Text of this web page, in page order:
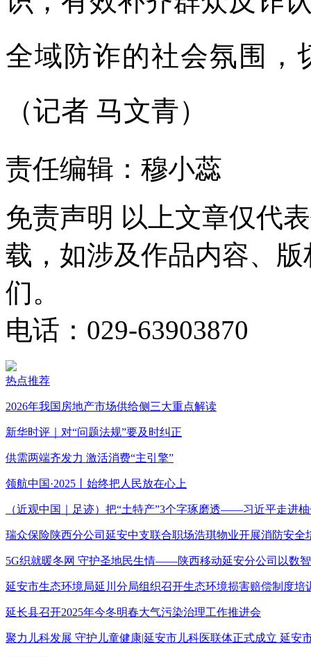
全域防诈的社会氛围，
（记者 马文青）
责任编辑：穆小蕊
免责声明 以上文章仅代
载，如涉及作品内容、
们。
电话：029-63903870
热点推荐
2026年我国房地产市场供给侧三大重点解读
新华时评｜对“问题法规”要及时纠正
供需两端齐发力 激活消费“主引擎”
领航中国·2025丨始终把人民放在心上
（近观中国｜足迹）把“土特产”3个字琢磨透——习近平走进
瑞众保险陕西分公司延安中支联合职场浩琪物业开展消防安全
5G织就暖冬网 守护圣地民生情——陕西移动延安分公司以数
延安市生态环境局延川分局组织召开生态环境损害赔偿制度培
延长县召开2025年今冬明春大气污染治理工作推进会
聚力儿科发展 守护儿童健康|延安市儿科医联体正式成立 延安